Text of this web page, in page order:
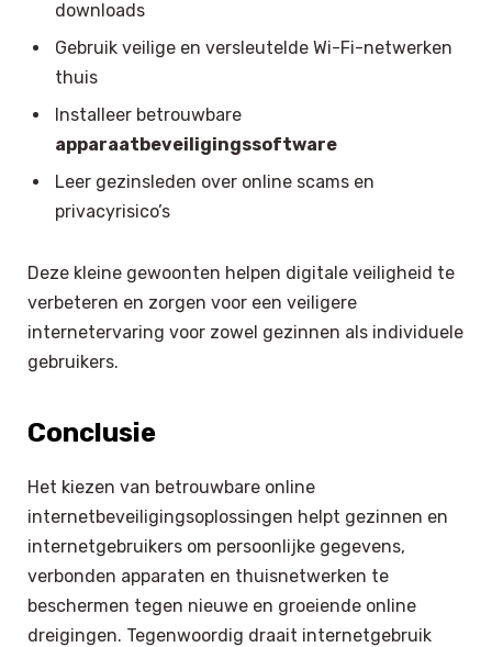
downloads
Gebruik veilige en versleutelde Wi-Fi-netwerken
thuis
Installeer betrouwbare
apparaatbeveiligingssoftware
Leer gezinsleden over online scams en
privacyrisico’s
Deze kleine gewoonten helpen digitale veiligheid te
verbeteren en zorgen voor een veiligere
internetervaring voor zowel gezinnen als individuele
gebruikers.
Conclusie
Het kiezen van betrouwbare online
internetbeveiligingsoplossingen helpt gezinnen en
internetgebruikers om persoonlijke gegevens,
verbonden apparaten en thuisnetwerken te
beschermen tegen nieuwe en groeiende online
dreigingen. Tegenwoordig draait internetgebruik